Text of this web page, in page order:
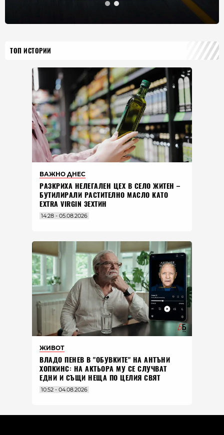
ТОП ИСТОРИИ
ВАЖНО ДНЕС
РАЗКРИХА НЕЛЕГАЛЕН ЦЕХ В СЕЛО ЖИТЕН –
БУТИЛИРАЛИ РАСТИТЕЛНО МАСЛО КАТО
EXTRA VIRGIN ЗЕХТИН
14:28 - 05.08.2026
ЖИВОТ
ВЛАДO ПЕНЕВ В "ОБУВКИТЕ" НА АНТЪНИ
ХОПКИНС: НА АКТЬОРА МУ СЕ СЛУЧВАТ
ЕДНИ И СЪЩИ НЕЩА ПО ЦЕЛИЯ СВЯТ
10:52 - 04.08.2026